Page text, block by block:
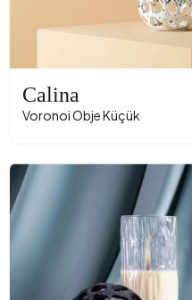
Calina
Voronoi Obje Küçük